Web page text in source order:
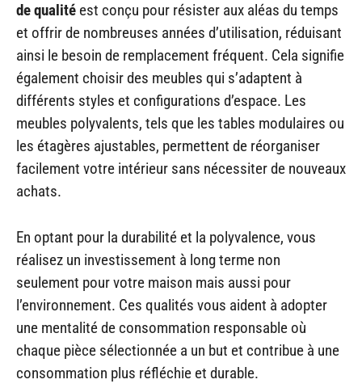
de qualité est conçu pour résister aux aléas du temps
et offrir de nombreuses années d’utilisation, réduisant
ainsi le besoin de remplacement fréquent. Cela signifie
également choisir des meubles qui s’adaptent à
différents styles et configurations d’espace. Les
meubles polyvalents, tels que les tables modulaires ou
les étagères ajustables, permettent de réorganiser
facilement votre intérieur sans nécessiter de nouveaux
achats.
En optant pour la durabilité et la polyvalence, vous
réalisez un investissement à long terme non
seulement pour votre maison mais aussi pour
l’environnement. Ces qualités vous aident à adopter
une mentalité de consommation responsable où
chaque pièce sélectionnée a un but et contribue à une
consommation plus réfléchie et durable.